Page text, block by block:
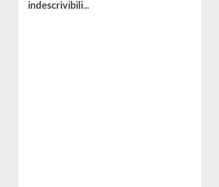
indescrivibili...